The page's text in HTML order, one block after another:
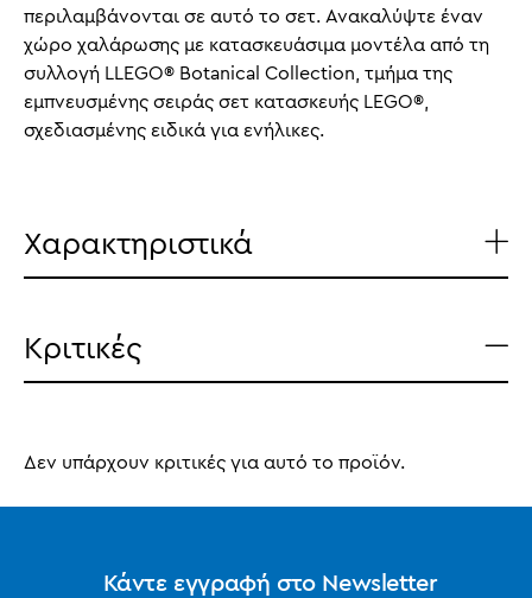
περιλαμβάνονται σε αυτό το σετ. Ανακαλύψτε έναν
χώρο χαλάρωσης με κατασκευάσιμα μοντέλα από τη
συλλογή LLEGO® Botanical Collection, τμήμα της
εμπνευσμένης σειράς σετ κατασκευής LEGO®,
σχεδιασμένης ειδικά για ενήλικες.
Χαρακτηριστικά
Κριτικές
Δεν υπάρχουν κριτικές για αυτό το προϊόν.
Κάντε εγγραφή στο Newsletter